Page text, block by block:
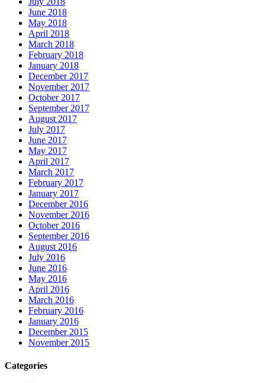
June 2018
May 2018
April 2018
March 2018
February 2018
January 2018
December 2017
November 2017
October 2017
September 2017
August 2017
July 2017
June 2017
May 2017
April 2017
March 2017
February 2017
January 2017
December 2016
November 2016
October 2016
September 2016
August 2016
July 2016
June 2016
May 2016
April 2016
March 2016
February 2016
January 2016
December 2015
November 2015
Categories